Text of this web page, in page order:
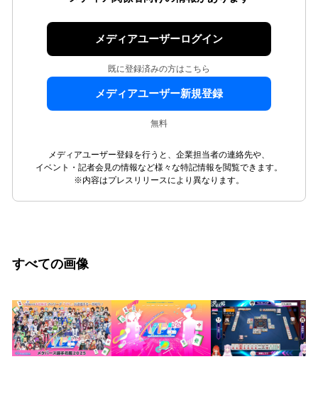
メディアユーザーログイン
既に登録済みの方はこちら
メディアユーザー新規登録
無料
メディアユーザー登録を行うと、企業担当者の連絡先や、
イベント・記者会見の情報など様々な特記情報を閲覧できます。
※内容はプレスリリースにより異なります。
すべての画像